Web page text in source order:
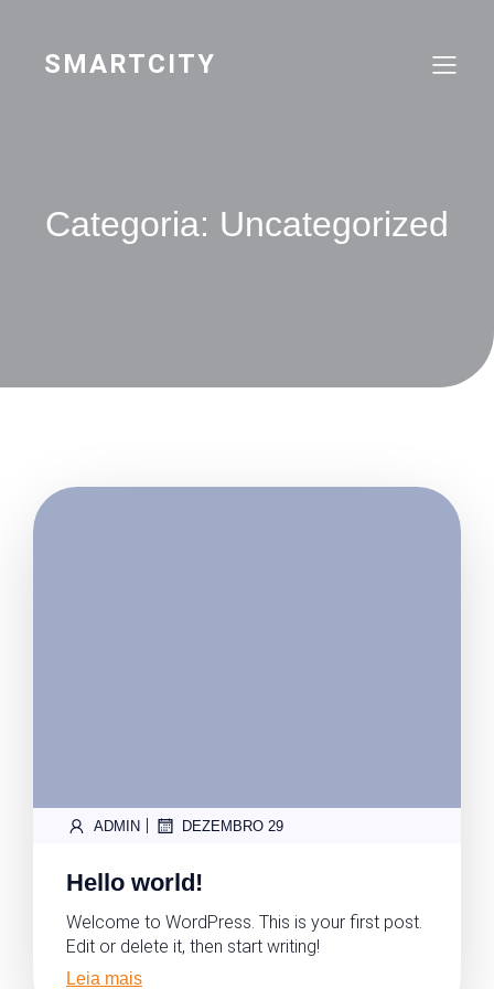
conteúdoSMARTCITY
Categoria: Uncategorized
ADMIN | DEZEMBRO 29
Hello world!
Welcome to WordPress. This is your first post.
Edit or delete it, then start writing!
Leia mais